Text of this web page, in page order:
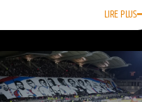
LIRE PLUS